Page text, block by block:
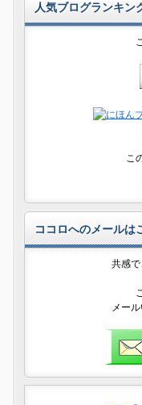
人気ブログランキン
こ
ココロへのメールは
共感
メー